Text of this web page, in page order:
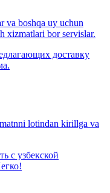
va boshqa uy uchun
xizmatlari bor servislar.
доставку
lotindan kirillga va
с узбекской